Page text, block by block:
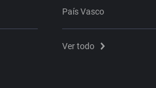
País Vasco
Ver todo